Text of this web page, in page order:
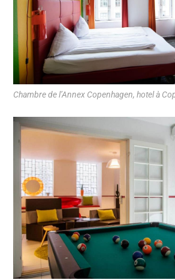
Chambre de l’Annex Copenhagen, hotel à